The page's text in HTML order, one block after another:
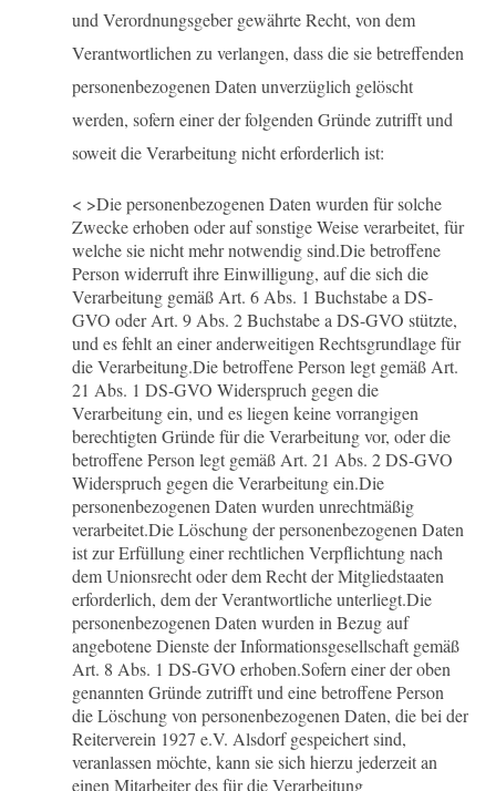
und Verordnungsgeber gewährte Recht, von dem
Verantwortlichen zu verlangen, dass die sie betreffenden
personenbezogenen Daten unverzüglich gelöscht
werden, sofern einer der folgenden Gründe zutrifft und
soweit die Verarbeitung nicht erforderlich ist:
< >Die personenbezogenen Daten wurden für solche
Zwecke erhoben oder auf sonstige Weise verarbeitet, für
welche sie nicht mehr notwendig sind.Die betroffene
Person widerruft ihre Einwilligung, auf die sich die
Verarbeitung gemäß Art. 6 Abs. 1 Buchstabe a DS-
GVO oder Art. 9 Abs. 2 Buchstabe a DS-GVO stützte,
und es fehlt an einer anderweitigen Rechtsgrundlage für
die Verarbeitung.Die betroffene Person legt gemäß Art.
21 Abs. 1 DS-GVO Widerspruch gegen die
Verarbeitung ein, und es liegen keine vorrangigen
berechtigten Gründe für die Verarbeitung vor, oder die
betroffene Person legt gemäß Art. 21 Abs. 2 DS-GVO
Widerspruch gegen die Verarbeitung ein.Die
personenbezogenen Daten wurden unrechtmäßig
verarbeitet.Die Löschung der personenbezogenen Daten
ist zur Erfüllung einer rechtlichen Verpflichtung nach
dem Unionsrecht oder dem Recht der Mitgliedstaaten
erforderlich, dem der Verantwortliche unterliegt.Die
personenbezogenen Daten wurden in Bezug auf
angebotene Dienste der Informationsgesellschaft gemäß
Art. 8 Abs. 1 DS-GVO erhoben.Sofern einer der oben
genannten Gründe zutrifft und eine betroffene Person
die Löschung von personenbezogenen Daten, die bei der
Reiterverein 1927 e.V. Alsdorf gespeichert sind,
veranlassen möchte, kann sie sich hierzu jederzeit an
einen Mitarbeiter des für die Verarbeitung